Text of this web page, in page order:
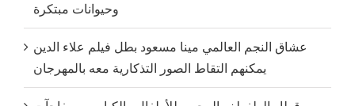
وحيوانات مبتكرة
عشاق النجم العالمي مينا مسعود بطل فيلم علاء الدين
يمكنهم التقاط الصور التذكارية معه بالمهرجان